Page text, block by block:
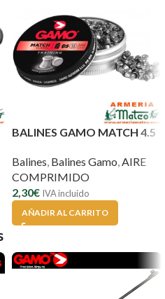
BALINES GAMO MATCH 4.5
Balines Balines Gamo AIRE
COMPRIMIDO
2,30€ IVA incluido
AÑADIR AL CARRITO